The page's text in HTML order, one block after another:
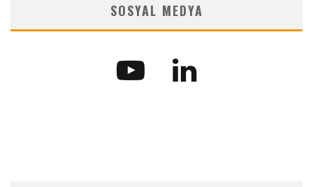
SOSYAL MEDYA